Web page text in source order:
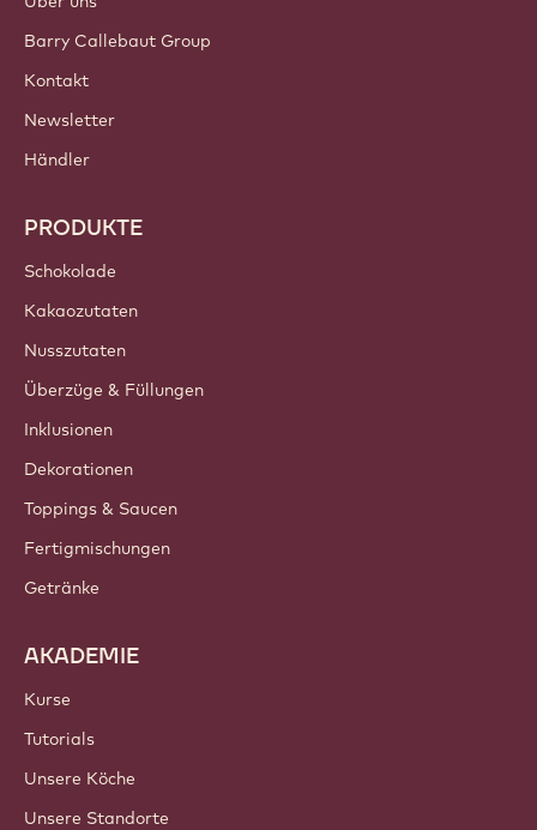
Barry Callebaut Group
Kontakt
Newsletter
Händler
PRODUKTE
Schokolade
Kakaozutaten
Nusszutaten
Überzüge & Füllungen
Inklusionen
Dekorationen
Toppings & Saucen
Fertigmischungen
Getränke
AKADEMIE
Kurse
Tutorials
Unsere Köche
Unsere Standorte